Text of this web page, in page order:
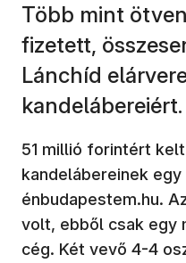
Több mint
fizetett,
Lánchíd
kandelábereiért.
51 millió forintért
kandelábereinek
énbudapestem.hu.
volt, ebből csak egy
cég. Két vevő 4-4